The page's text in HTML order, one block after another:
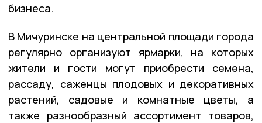
бизнеса.
В Мичуринске на центральной площади города
регулярно организуют ярмарки, на которых
жители и гости могут приобрести семена,
рассаду, саженцы плодовых и декоративных
растений, садовые и комнатные цветы, а
также разнообразный ассортимент товаров,